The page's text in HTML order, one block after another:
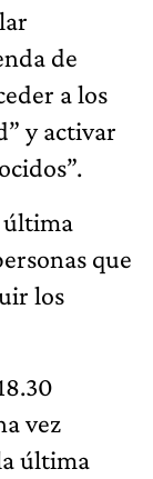
de
a los
y activar
última
que
los
vez
última